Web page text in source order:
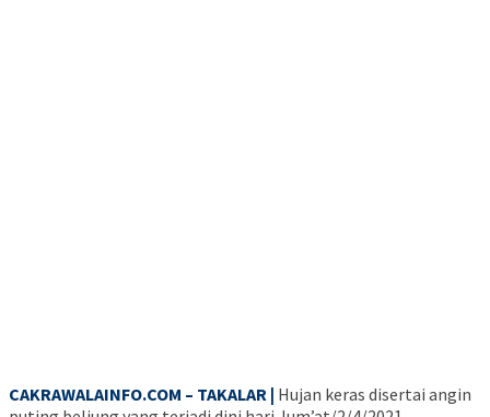
CAKRAWALAINFO.COM – TAKALAR | Hujan keras disertai angin